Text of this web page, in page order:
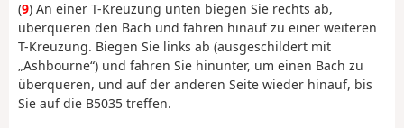
(9) An einer T-Kreuzung unten biegen Sie rechts ab,
überqueren den Bach und fahren hinauf zu einer weiteren
T-Kreuzung. Biegen Sie links ab (ausgeschildert mit
„Ashbourne“) und fahren Sie hinunter, um einen Bach zu
überqueren, und auf der anderen Seite wieder hinauf, bis
Sie auf die B5035 treffen.